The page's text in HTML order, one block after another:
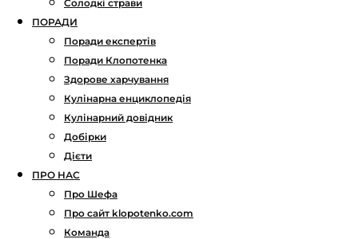
Солодкі страви
ПОРАДИ
Поради експертів
Поради Клопотенка
Здорове харчування
Кулінарна енциклопедія
Кулінарний довідник
Добірки
Дієти
ПРО НАС
Про Шефа
Про сайт klopotenko.com
Команда